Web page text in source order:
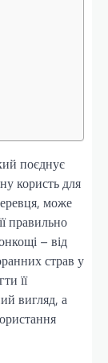
поєднує
користь для
може
правильно
– від
страв у
її
вигляд, а